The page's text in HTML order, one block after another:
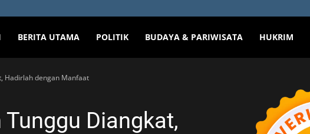
BERITA UTAMA POLITIK BUDAYA & PARIWISATA HUKRIM
Hadirlah dengan Manfaat
Diangkat,